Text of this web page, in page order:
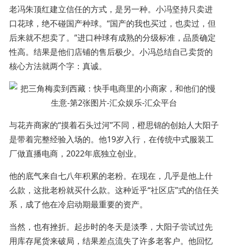
老冯朱顶红建立信任的方式，是另一种。小冯坚持只卖进
口花球，绝不碰国产种球。“国产的我也买过，也卖过，但
后来就不想卖了。”进口种球有成熟的分级标准，品质确定
性高。结果是他们店铺的售后极少。小冯总结自己卖货的
核心方法就两个字：真诚。
与花卉商家的“摸着石头过河”不同，橙思锦的创始人大阳子
是带着完整经验入场的。他19岁入行，在传统中式服装工
厂做直播电商，2022年底独立创业。
他的底气来自七八年积累的老粉。在现在，几乎是他上什
么款，这批老粉就买什么款。这种近乎“社区店”式的信任关
系，成了他在冷启动期最重要的资产。
当然，也有挫折。起步时的冬天是淡季，大阳子尝试过先
用库存尾货来破局，结果差点流失了许多老客户。他回忆